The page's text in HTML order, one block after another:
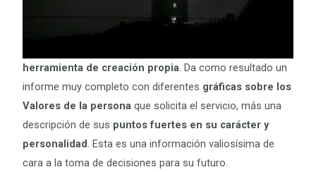
herramienta de creación propia. Da como resultado un
informe muy completo con diferentes gráficas sobre los
Valores de la persona que solicita el servicio, más una
descripción de sus puntos fuertes en su carácter y
personalidad. Esta es una información valiosísima de
cara a la toma de decisiones para su futuro.